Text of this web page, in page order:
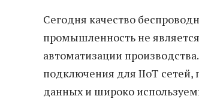
Сегодня качество
промышленность не
автоматизации
подключения для IIoT сетей,
данных и широко